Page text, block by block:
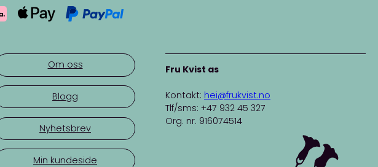
Om oss
Blogg
Nyhetsbrev
Min kundeside
Fru Kvist as
Kontakt: hei@frukvist.no
Tlf/sms: +47 932 45 327
Org. nr. 916074514